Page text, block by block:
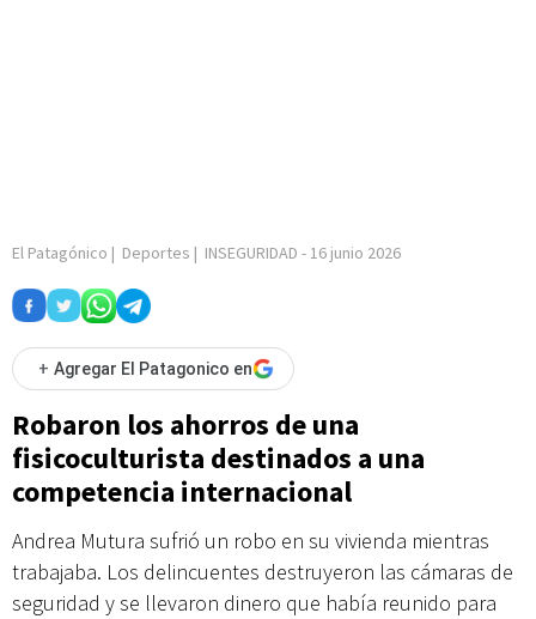
El Patagónico | Deportes | INSEGURIDAD - 16 junio 2026
+ Agregar El Patagonico en
Robaron los ahorros de una
fisicoculturista destinados a una
competencia internacional
Andrea Mutura sufrió un robo en su vivienda mientras
trabajaba. Los delincuentes destruyeron las cámaras de
seguridad y se llevaron dinero que había reunido para